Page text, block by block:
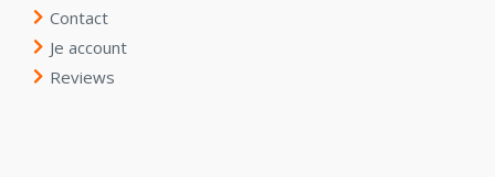
Contact
Je account
Reviews